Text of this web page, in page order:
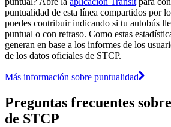
puntualidad de esta línea compartidos por
puedes contribuir indicando si tu autobús
puntual o con retraso. Como estas
generan en base a los informes de los
de los datos oficiales de STCP.
Más información sobre puntualidad
Preguntas frecuentes
de STCP